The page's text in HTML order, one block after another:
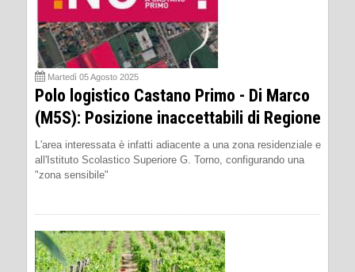
Martedì 05 Agosto 2025
Polo logistico Castano Primo - Di Marco
(M5S): Posizione inaccettabili di Regione
L'area interessata è infatti adiacente a una zona residenziale e
all'Istituto Scolastico Superiore G. Torno, configurando una
"zona sensibile"